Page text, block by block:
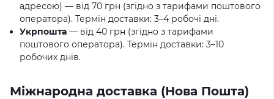
адресою) — від 70 грн (згідно з тарифами поштового
оператора). Термін доставки: 3–4 робочі дні.
Укрпошта — від 40 грн (згідно з тарифами
поштового оператора). Термін доставки: 3–10
робочих днів.
Міжнародна доставка (Нова Пошта)